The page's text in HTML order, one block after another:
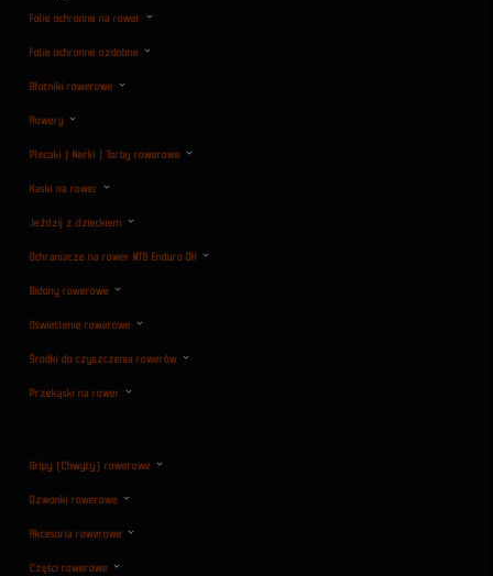
Folie ochronne na rower
Folie ochronne ozdobne
Błotniki rowerowe
Rowery
Plecaki | Nerki | Torby rowerowe
Kaski na rower
Jeździj z dzieckiem
Ochraniacze na rower MTB Enduro DH
Bidony rowerowe
Oświetlenie rowerowe
Środki do czyszczenia rowerów
Przekąski na rower
Gripy (Chwyty) rowerowe
Dzwonki rowerowe
Akcesoria rowerowe
Części rowerowe